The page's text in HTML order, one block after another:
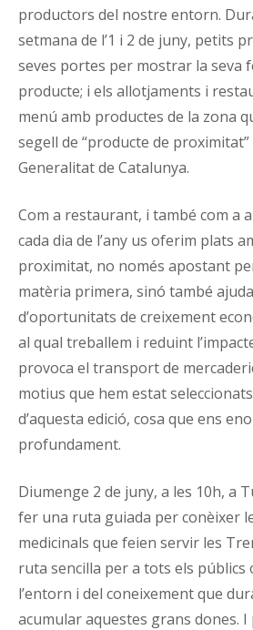
productors del nostre entorn.
setmana de l’1 i 2 de juny, petits
seves portes per mostrar la seva
producte; i els allotjaments i
menú amb productes de la zona
segell de “producte de
Generalitat de Catalunya.
Com a restaurant, i també com a
cada dia de l’any us oferim plats
proximitat, no només apostant
matèria primera, sinó també
d’oportunitats de creixement
al qual treballem i reduint
provoca el transport de
motius que hem estat
d’aquesta edició, cosa que ens
profundament.
Diumenge 2 de juny, a les 10h, a
fer una ruta guiada per conèixer
medicinals que feien servir les
ruta sencilla per a tots els públics
l’entorn i del coneixement que
acumular aquestes grans dones.